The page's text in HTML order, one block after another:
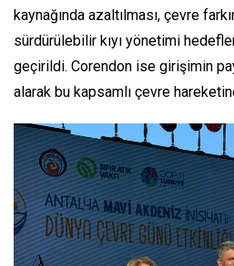
kaynağında azaltılması, çevre
sürdürülebilir kıyı yönetimi
geçirildi. Corendon ise girişimin
alarak bu kapsamlı çevre